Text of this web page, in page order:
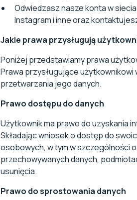
Odwiedzasz nasze konta w
Instagram i inne oraz
Jakie prawa przysługują
Poniżej przedstawiamy prawa
Prawa przysługujące
przetwarzania jego danych.
Prawo dostępu do danych
Użytkownik ma prawo do uzyskania
Składając wniosek o dostęp do
osobowych, w tym w szczególności
przechowywanych danych,
usunięcia.
Prawo do sprostowania danych